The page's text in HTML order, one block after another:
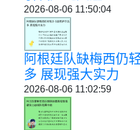
2026-08-06 11:50:04
阿根廷队缺梅西仍
多 展现强大实力
2026-08-06 11:02:59